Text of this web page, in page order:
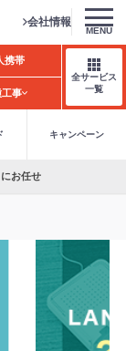
会社情報
MENU
携帯
事
全サービス
一覧
キャンペーン
お任せ